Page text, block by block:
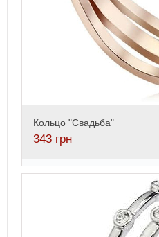
Кольцо "Свадьба"
343 грн